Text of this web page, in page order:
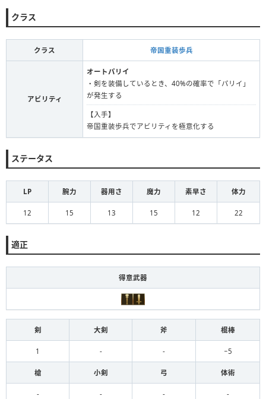
クラス
クラス 帝国重装歩兵
アビリティ
オートパリイ
・剣を装備しているとき、40%の確率で「パリイ」
が発生する
【入手】
帝国重装歩兵でアビリティを極意化する
ステータス
LP 腕力 器用さ 魔力 素早さ 体力
12 15 13 15 12 22
適正
得意武器
剣 大剣 斧 棍棒
1 - - −5
槍 小剣 弓 体術
- - - -